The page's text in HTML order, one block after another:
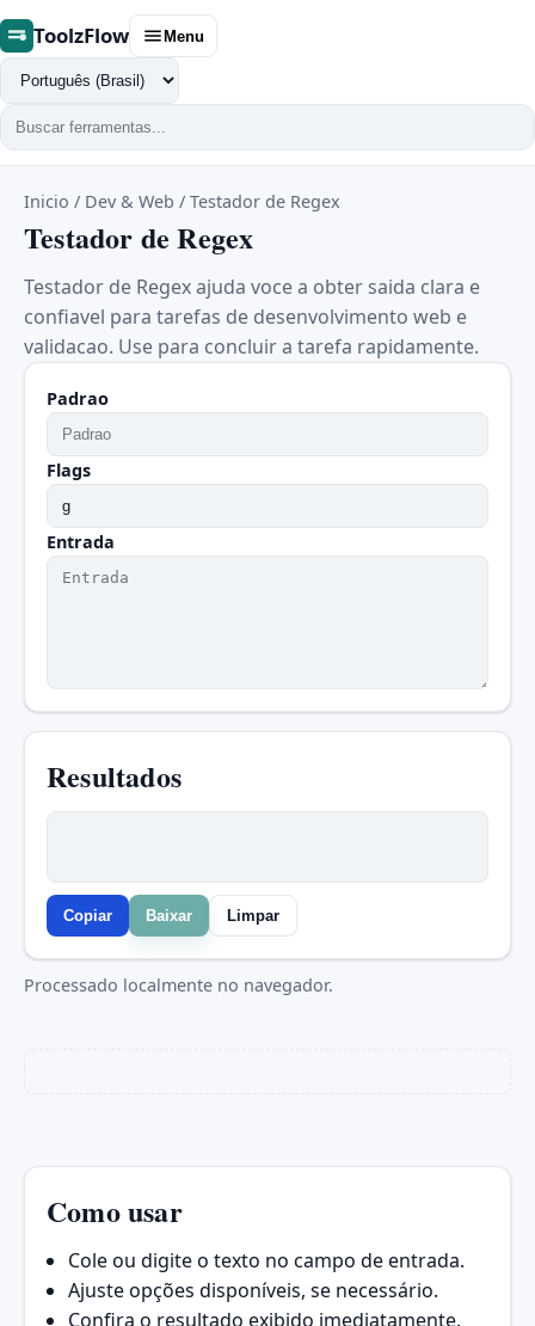
ToolzFlow Menu
Trocar
idioma
Inicio / Dev & Web / Testador de Regex
Testador de Regex
Testador de Regex ajuda voce a obter saida clara e
confiavel para tarefas de desenvolvimento web e
validacao. Use para concluir a tarefa rapidamente.
Padrao
Flags
Entrada
Resultados
Copiar Baixar Limpar
Processado localmente no navegador.
Como usar
Cole ou digite o texto no campo de entrada.
Ajuste opções disponíveis, se necessário.
Confira o resultado exibido imediatamente.